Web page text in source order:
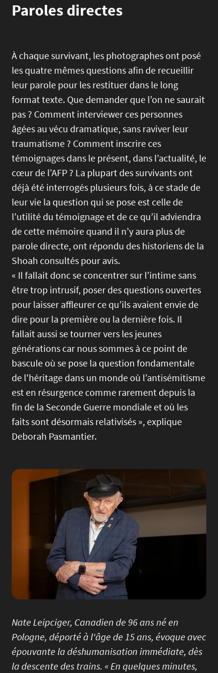
Paroles directes
À chaque survivant, les photographes ont posé
les quatre mêmes questions afin de recueillir
leur parole pour les restituer dans le long
format texte. Que demander que l’on ne saurait
pas ? Comment interviewer ces personnes
âgées au vécu dramatique, sans raviver leur
traumatisme ? Comment inscrire ces
témoignages dans le présent, dans l’actualité, le
cœur de l’AFP ? La plupart des survivants ont
déjà été interrogés plusieurs fois, à ce stade de
leur vie la question qui se pose est celle de
l’utilité du témoignage et de ce qu’il adviendra
de cette mémoire quand il n’y aura plus de
parole directe, ont répondu des historiens de la
Shoah consultés pour avis.
« Il fallait donc se concentrer sur l’intime sans
être trop intrusif, poser des questions ouvertes
pour laisser affleurer ce qu’ils avaient envie de
dire pour la première ou la dernière fois. Il
fallait aussi se tourner vers les jeunes
générations car nous sommes à ce point de
bascule où se pose la question fondamentale
de l'héritage dans un monde où l’antisémitisme
est en résurgence comme rarement depuis la
fin de la Seconde Guerre mondiale et où les
faits sont désormais relativisés », explique
Deborah Pasmantier.
Image
Nate Leipciger, Canadien de 96 ans né en
Pologne, déporté à l'âge de 15 ans, évoque avec
épouvante la déshumanisation immédiate, dès
la descente des trains. « En quelques minutes,